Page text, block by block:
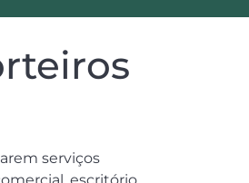
serviços